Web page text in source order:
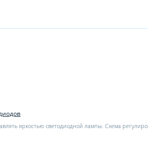
яркостью светодиодной лампы. Схема